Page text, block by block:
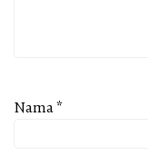
Nama*